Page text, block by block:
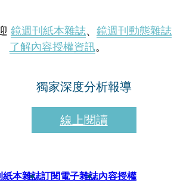
鏡週刊紙本雜誌、 鏡週刊動態雜誌
了解內容授權資訊。
獨家深度分析報導
線上閱讀
紙本雜誌訂閱電子雜誌內容授權